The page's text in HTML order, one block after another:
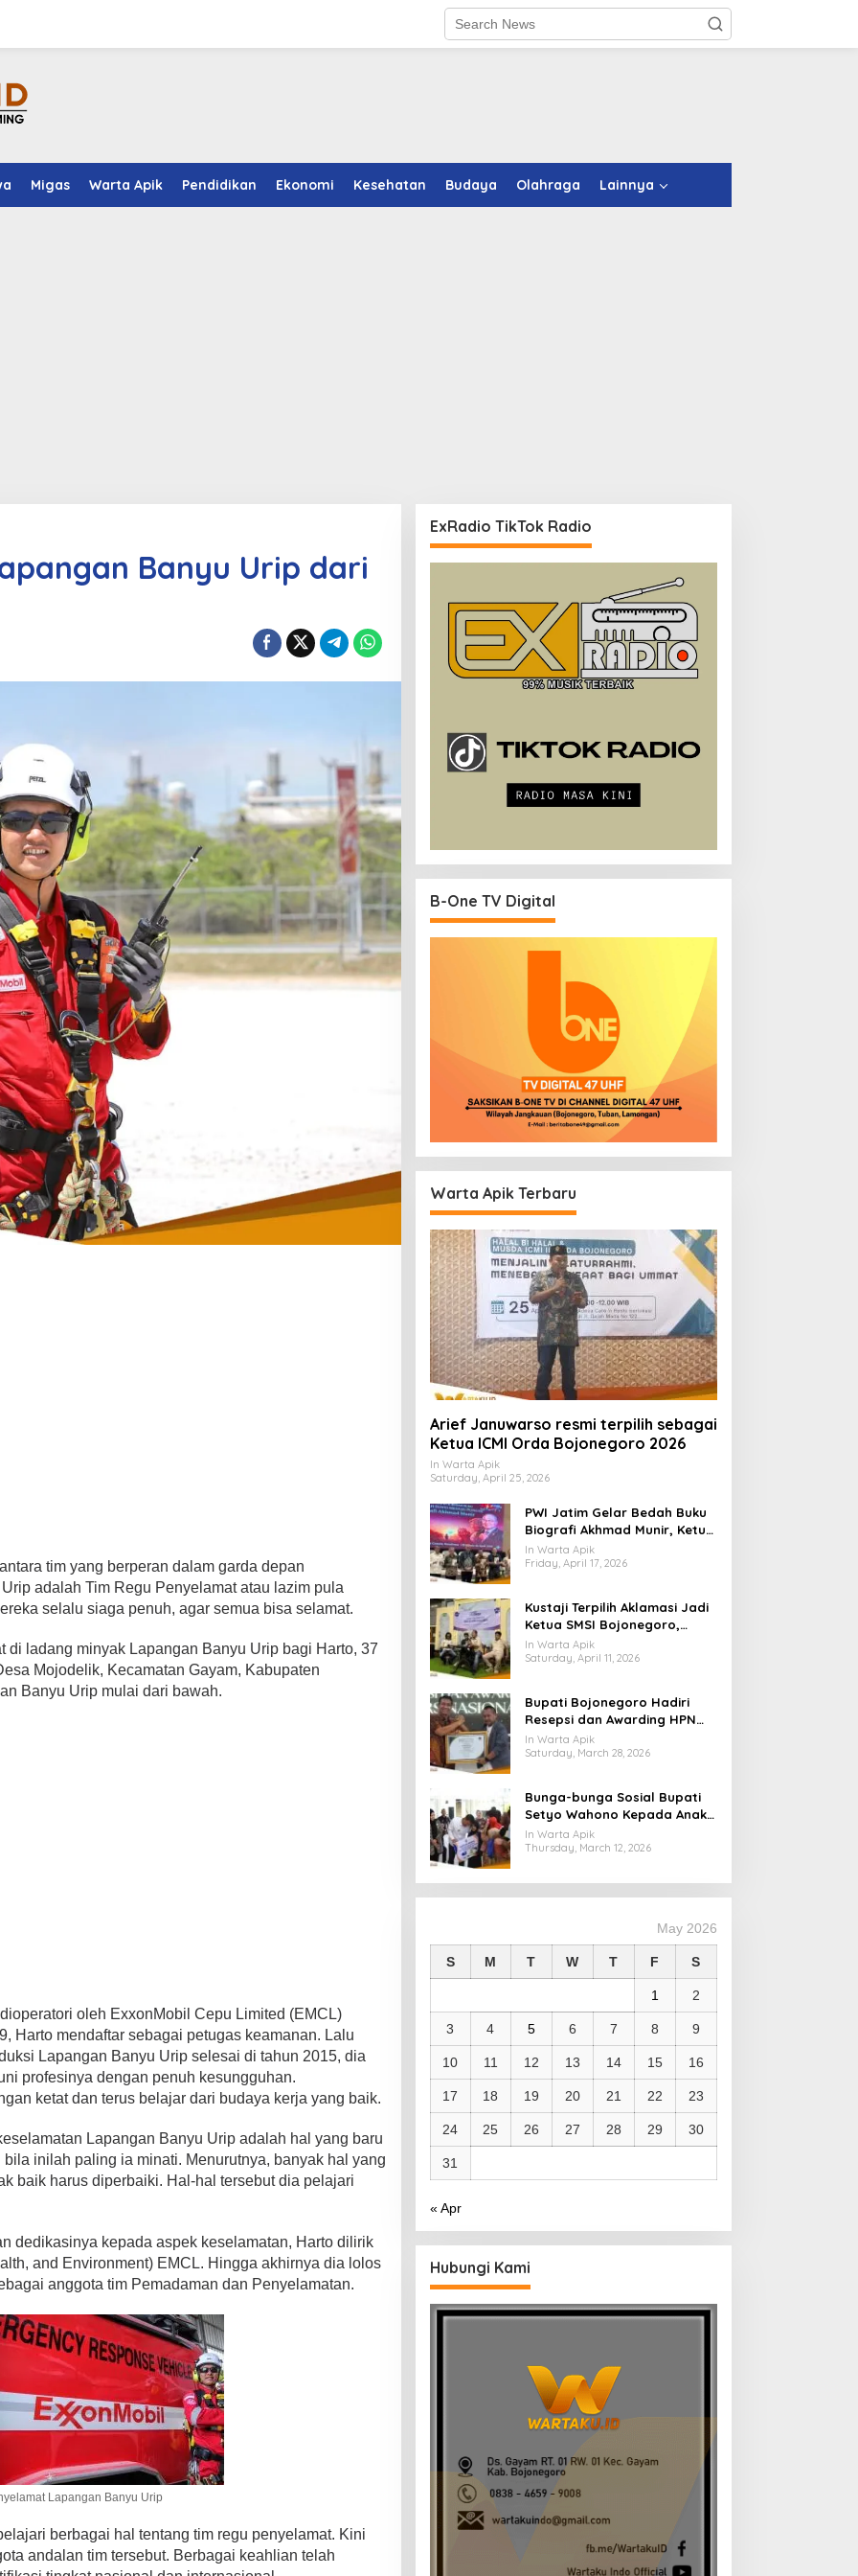
Migas Warta Apik Pendidikan Ekonomi Kesehatan Budaya Olahraga Lainnya
Banyu Urip dari
tim yang berperan dalam garda depan
adalah Tim Regu Penyelamat atau lazim pula
selalu siaga penuh, agar semua bisa selamat.
di ladang minyak Lapangan Banyu Urip bagi Harto, 37
Mojodelik, Kecamatan Gayam, Kabupaten
Banyu Urip mulai dari bawah.
oleh ExxonMobil Cepu Limited (EMCL)
Harto mendaftar sebagai petugas keamanan. Lalu
Lapangan Banyu Urip selesai di tahun 2015, dia
profesinya dengan penuh kesungguhan.
ketat dan terus belajar dari budaya kerja yang baik.
Lapangan Banyu Urip adalah hal yang baru
inilah paling ia minati. Menurutnya, banyak hal yang
baik harus diperbaiki. Hal-hal tersebut dia pelajari
dedikasinya kepada aspek keselamatan, Harto dilirik
and Environment) EMCL. Hingga akhirnya dia lolos
anggota tim Pemadaman dan Penyelamatan.
Lapangan Banyu Urip
berbagai hal tentang tim regu penyelamat. Kini
andalan tim tersebut. Berbagai keahlian telah
ExRadio TikTok Radio
B-One TV Digital
Warta Apik Terbaru
Arief Januwarso resmi terpilih sebagai
Ketua ICMI Orda Bojonegoro 2026
In Warta Apik
Saturday, April 25, 2026
PWI Jatim Gelar Bedah Buku
Biografi Akhmad Munir, Ketua
Umum PWI
In Warta Apik
Friday, April 17, 2026
​Kustaji Terpilih Aklamasi Jadi
Ketua SMSI Bojonegoro,
Fokus Benahi Legalitas dan
UKW Anggota
In Warta Apik
Saturday, April 11, 2026
Bupati Bojonegoro Hadiri
Resepsi dan Awarding HPN
2026, Dukung Langkah PWI
Tingkatkan Kompetensi
In Warta Apik
Saturday, March 28, 2026
Bunga-bunga Sosial Bupati
Setyo Wahono Kepada Anak
Yatim, Lansia, dan
Penyandang Disabilitas di
In Warta Apik
Thursday, March 12, 2026
May 2026
S M T W T F S
1 2
3 4 5 6 7 8 9
10 11 12 13 14 15 16
17 18 19 20 21 22 23
24 25 26 27 28 29 30
31
« Apr
Hubungi Kami